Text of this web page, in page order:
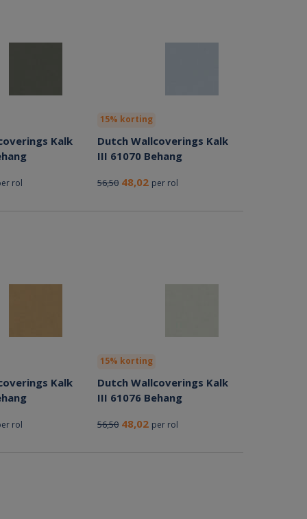
Kalk
rol
15% korting
Dutch Wallcoverings Kalk
III 61070 Behang
56,50 48,02 per rol
Kalk
rol
15% korting
Dutch Wallcoverings Kalk
III 61076 Behang
56,50 48,02 per rol